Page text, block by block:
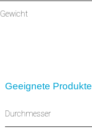
Gewicht
Geeignete Produkte
Durchmesser